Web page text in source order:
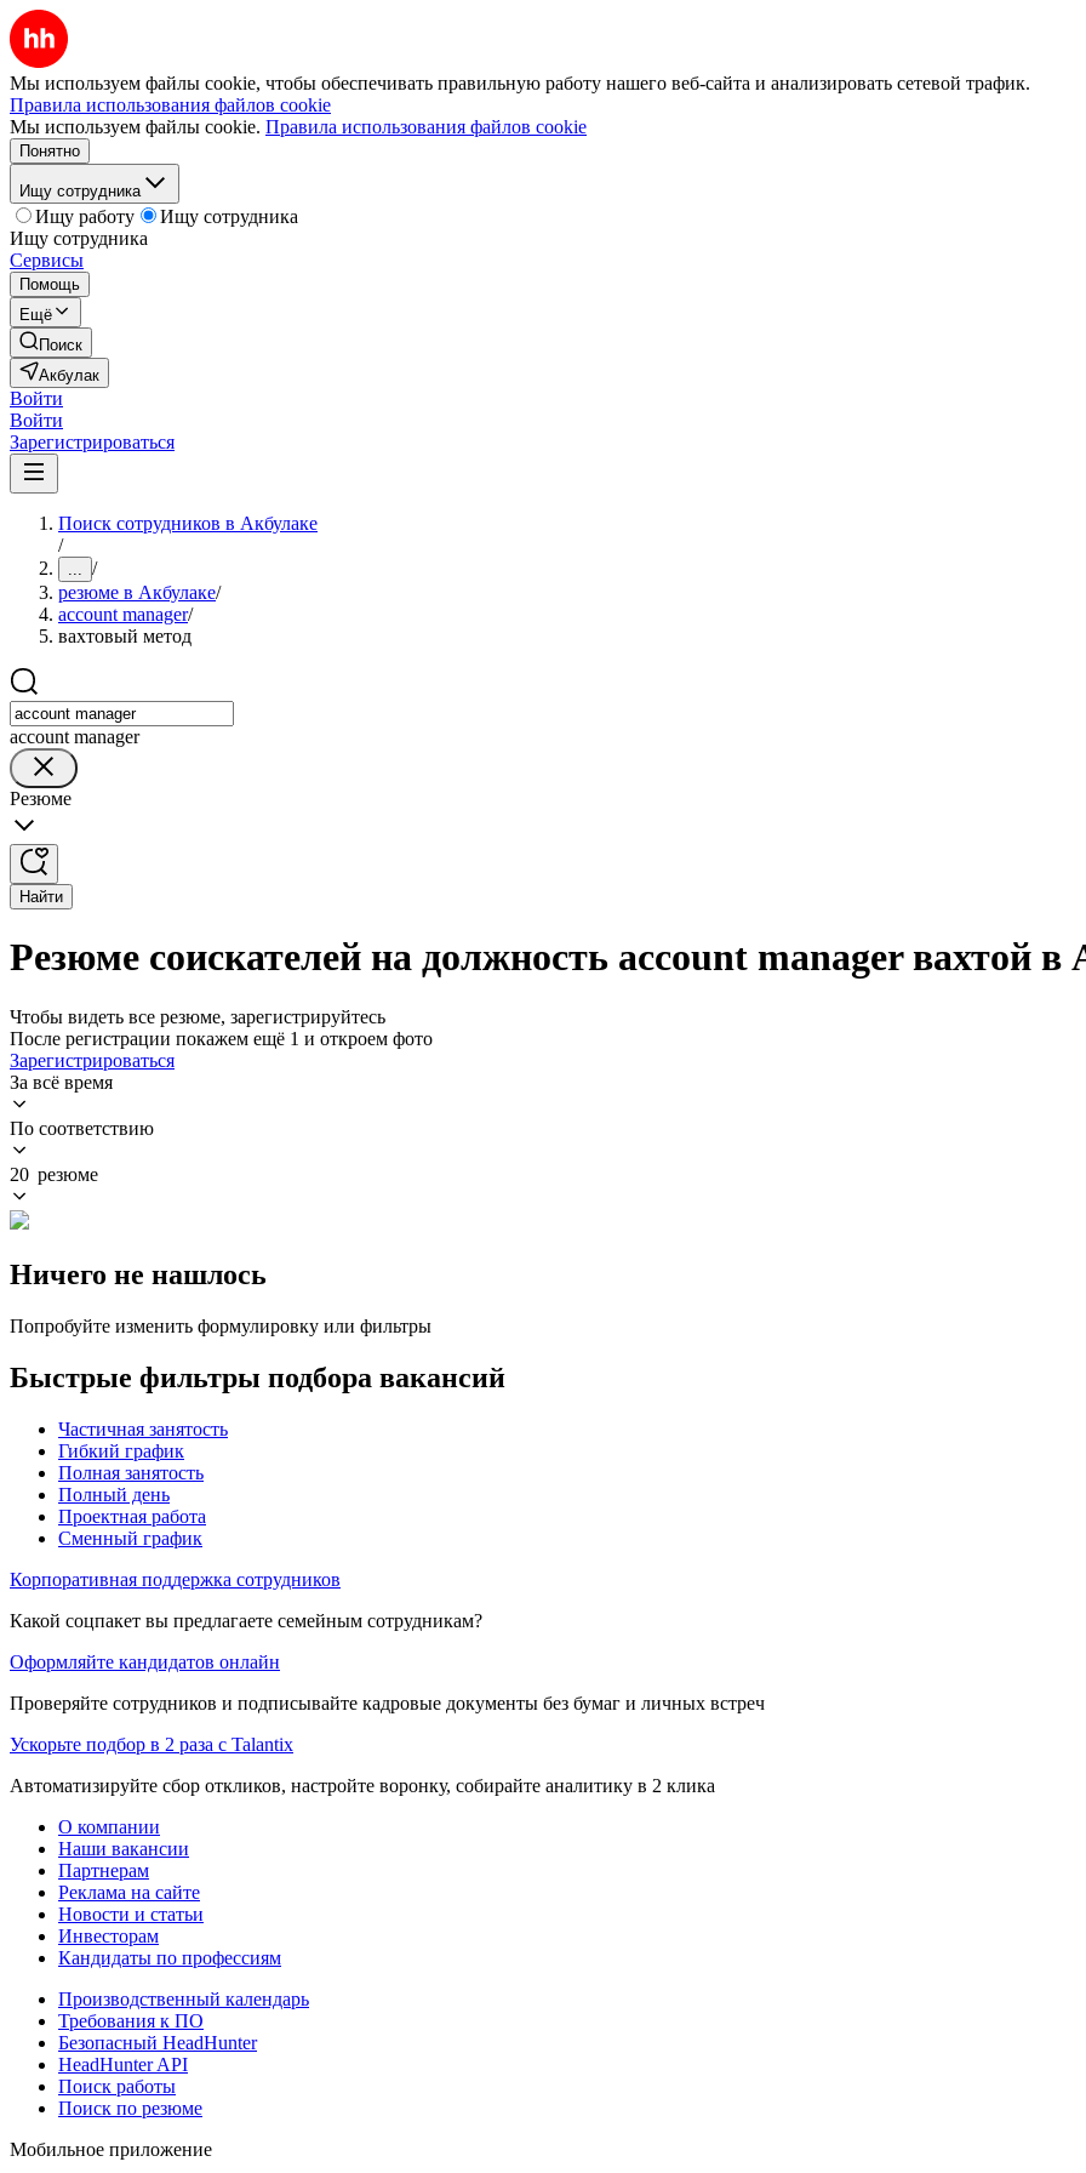
Мы используем файлы cookie, чтобы обеспечивать правильную работу нашего веб-сайта и анализировать сетевой трафик.
Правила использования файлов cookie
Мы используем файлы cookie. Правила использования файлов cookie
Понятно
Ищу сотрудника
Ищу работу
Ищу сотрудника
Ищу сотрудника
Сервисы
Помощь
Ещё
Поиск
Акбулак
Войти
Войти
Зарегистрироваться
Поиск сотрудников в Акбулаке
/
... /
резюме в Акбулаке/
account manager/
вахтовый метод
account manager
Резюме
Найти
Резюме соискателей на должность account manager вахтой в
Чтобы видеть все резюме, зарегистрируйтесь
После регистрации покажем ещё 1 и откроем фото
Зарегистрироваться
За всё время
По соответствию
20 резюме
Ничего не нашлось
Попробуйте изменить формулировку или фильтры
Быстрые фильтры подбора вакансий
Частичная занятость
Гибкий график
Полная занятость
Полный день
Проектная работа
Сменный график
Корпоративная поддержка сотрудников
Какой соцпакет вы предлагаете семейным сотрудникам?
Оформляйте кандидатов онлайн
Проверяйте сотрудников и подписывайте кадровые документы без бумаг и личных встреч
Ускорьте подбор в 2 раза с Talantix
Автоматизируйте сбор откликов, настройте воронку, собирайте аналитику в 2 клика
О компании
Наши вакансии
Партнерам
Реклама на сайте
Новости и статьи
Инвесторам
Кандидаты по профессиям
Производственный календарь
Требования к ПО
Безопасный HeadHunter
HeadHunter API
Поиск работы
Поиск по резюме
Мобильное приложение